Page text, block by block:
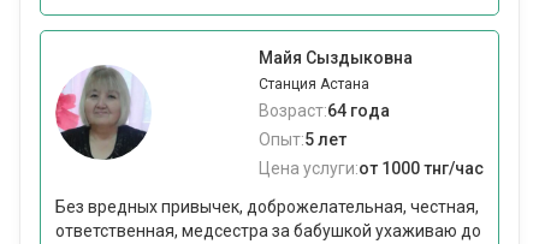
Майя Сыздыковна
Станция Астана
Возраст:64 года
Опыт:5 лет
Цена услуги:от 1000 тнг/час
Без вредных привычек, доброжелательная, честная,
ответственная, медсестра за бабушкой ухаживаю до